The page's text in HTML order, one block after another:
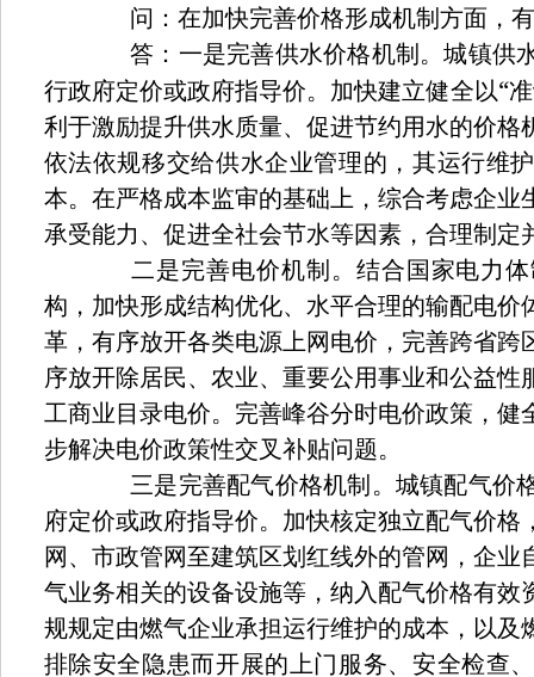
问：在加快完善价格形成机制方面，有
答：一是完善供水价格机制。城镇供
行政府定价或政府指导价。加快建立健全以“
利于激励提升供水质量、促进节约用水的价格
依法依规移交给供水企业管理的，其运行维
本。在严格成本监审的基础上，综合考虑企业
承受能力、促进全社会节水等因素，合理制定
二是完善电价机制。结合国家电力体
构，加快形成结构优化、水平合理的输配电价
革，有序放开各类电源上网电价，完善跨省跨
序放开除居民、农业、重要公用事业和公益性
工商业目录电价。完善峰谷分时电价政策，健
步解决电价政策性交叉补贴问题。
三是完善配气价格机制。城镇配气价
府定价或政府指导价。加快核定独立配气价格
网、市政管网至建筑区划红线外的管网，企
气业务相关的设备设施等，纳入配气价格有效
规规定由燃气企业承担运行维护的成本，以及
排除安全隐患而开展的上门服务、安全检查